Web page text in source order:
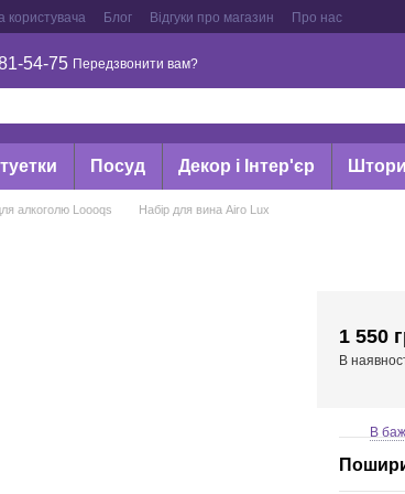
користувача Блог Відгуки про магазин Про нас
54-75 Передзвонити вам?
Посуд Декор і Інтер'єр
алкоголю Loooqs Набір для вина Airo Lux
1 550
В
В